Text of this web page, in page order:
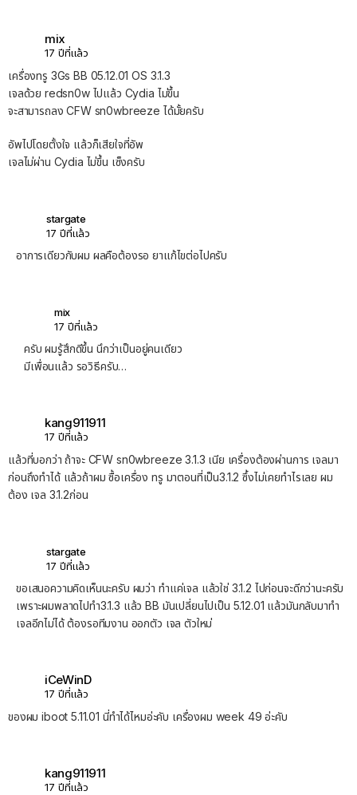
mix
17 ปีที่แล้ว
เครื่องทรู 3Gs BB 05.12.01 OS 3.1.3
เจลด้วย redsn0w ไปแล้ว Cydia ไม่ขึ้น
จะสามารถลง CFW sn0wbreeze ได้มั้ยครับ
อัพไปโดยตั้งใจ แล้วก็เสียใจที่อัพ
เจลไม่ผ่าน Cydia ไม่ขึ้น เซ็งครับ
stargate
17 ปีที่แล้ว
อาการเดียวกับผม ผลคือต้องรอ ยาแก้ไขต่อไปครับ
mix
17 ปีที่แล้ว
ครับ ผมรู้สึกดีขึ้น นึกว่าเป็นอยู่คนเดียว
มีเพื่อนแล้ว รอวิธีครับ…
kang911911
17 ปีที่แล้ว
แล้วที่บอกว่า ถ้าจะ CFW sn0wbreeze 3.1.3 เนีย เครื่องต้องผ่านการ เจลมา
ก่อนถึงทำได้ แล้วถ้าผม ซื้อเครื่อง ทรู มาตอนที่เป็น3.1.2 ซึ้งไม่เคยทำไรเลย ผม
ต้อง เจล 3.1.2ก่อน
stargate
17 ปีที่แล้ว
ขอเสนอความคิดเห็นนะครับ ผมว่า ทำแค่เจล แล้วใช่ 3.1.2 ไปก่อนจะดีกว่านะครับ
เพราะผมพลาดไปทำ3.1.3 แล้ว BB มันเปลี่ยนไปเป็น 5.12.01 แล้วมันกลับมาทำ
เจลอีกไม่ได้ ต้องรอทีมงาน ออกตัว เจล ตัวใหม่
iCeWinD
17 ปีที่แล้ว
ของผม iboot 5.11.01 นี่ทำได้ไหมอ่ะคับ เครื่องผม week 49 อ่ะคับ
kang911911
17 ปีที่แล้ว